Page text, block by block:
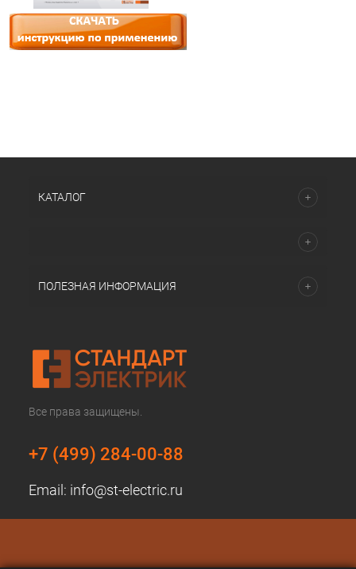
КАТАЛОГ
ПОЛЕЗНАЯ ИНФОРМАЦИЯ
Все права защищены.
+7 (499) 284-00-88
Email: info@st-electric.ru